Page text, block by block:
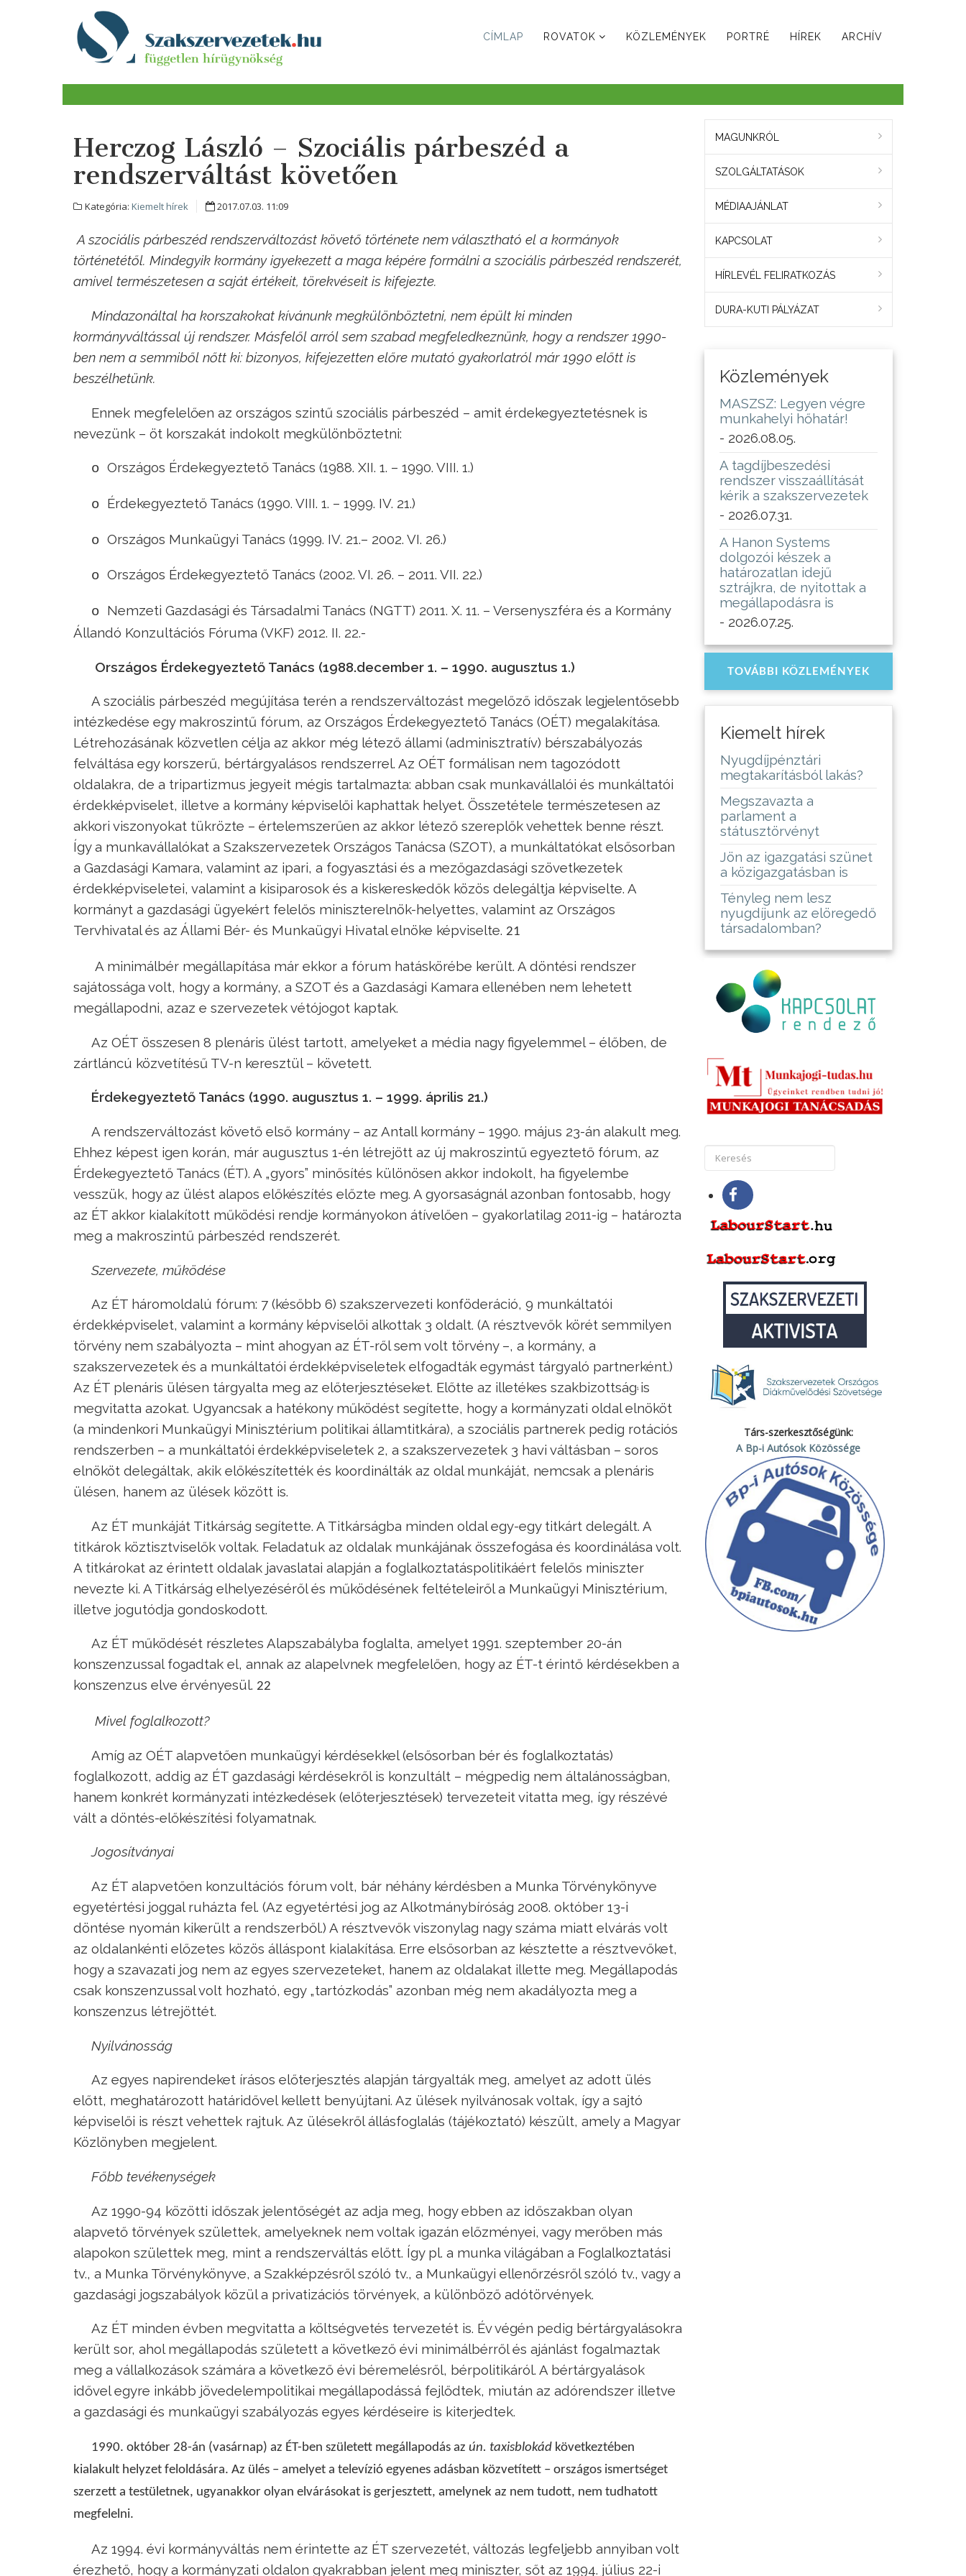
CÍMLAP ROVATOK KÖZLEMÉNYEK PORTRÉ HÍREK ARCHÍV
Herczog László – Szociális párbeszéd a
rendszerváltást követően
Kategória: Kiemelt hírek 2017.07.03. 11:09
A szociális párbeszéd rendszerváltozást követő története nem választható el a kormányok
történetétől. Mindegyik kormány igyekezett a maga képére formálni a szociális párbeszéd rendszerét,
amivel természetesen a saját értékeit, törekvéseit is kifejezte.
Mindazonáltal ha korszakokat kívánunk megkülönböztetni, nem épült ki minden
kormányváltással új rendszer. Másfelől arról sem szabad megfeledkeznünk, hogy a rendszer 1990-
ben nem a semmiből nőtt ki: bizonyos, kifejezetten előre mutató gyakorlatról már 1990 előtt is
beszélhetünk.
Ennek megfelelően az országos szintű szociális párbeszéd – amit érdekegyeztetésnek is
nevezünk – öt korszakát indokolt megkülönböztetni:
o Országos Érdekegyeztető Tanács (1988. XII. 1. – 1990. VIII. 1.)
o Érdekegyeztető Tanács (1990. VIII. 1. – 1999. IV. 21.)
o Országos Munkaügyi Tanács (1999. IV. 21.– 2002. VI. 26.)
o Országos Érdekegyeztető Tanács (2002. VI. 26. – 2011. VII. 22.)
o Nemzeti Gazdasági és Társadalmi Tanács (NGTT) 2011. X. 11. – Versenyszféra és a Kormány
Állandó Konzultációs Fóruma (VKF) 2012. II. 22.-
Országos Érdekegyeztető Tanács (1988.december 1. – 1990. augusztus 1.)
A szociális párbeszéd megújítása terén a rendszerváltozást megelőző időszak legjelentősebb
intézkedése egy makroszintű fórum, az Országos Érdekegyeztető Tanács (OÉT) megalakítása.
Létrehozásának közvetlen célja az akkor még létező állami (adminisztratív) bérszabályozás
felváltása egy korszerű, bértárgyalásos rendszerrel. Az OÉT formálisan nem tagozódott
oldalakra, de a tripartizmus jegyeit mégis tartalmazta: abban csak munkavállalói és munkáltatói
érdekképviselet, illetve a kormány képviselői kaphattak helyet. Összetétele természetesen az
akkori viszonyokat tükrözte – értelemszerűen az akkor létező szereplők vehettek benne részt.
Így a munkavállalókat a Szakszervezetek Országos Tanácsa (SZOT), a munkáltatókat elsősorban
a Gazdasági Kamara, valamint az ipari, a fogyasztási és a mezőgazdasági szövetkezetek
érdekképviseletei, valamint a kisiparosok és a kiskereskedők közös delegáltja képviselte. A
kormányt a gazdasági ügyekért felelős miniszterelnök-helyettes, valamint az Országos
Tervhivatal és az Állami Bér- és Munkaügyi Hivatal elnöke képviselte. 21
A minimálbér megállapítása már ekkor a fórum hatáskörébe került. A döntési rendszer
sajátossága volt, hogy a kormány, a SZOT és a Gazdasági Kamara ellenében nem lehetett
megállapodni, azaz e szervezetek vétójogot kaptak.
Az OÉT összesen 8 plenáris ülést tartott, amelyeket a média nagy figyelemmel – élőben, de
zártláncú közvetítésű TV-n keresztül – követett.
Érdekegyeztető Tanács (1990. augusztus 1. – 1999. április 21.)
A rendszerváltozást követő első kormány – az Antall kormány – 1990. május 23-án alakult meg.
Ehhez képest igen korán, már augusztus 1-én létrejött az új makroszintű egyeztető fórum, az
Érdekegyeztető Tanács (ÉT). A „gyors” minősítés különösen akkor indokolt, ha figyelembe
vesszük, hogy az ülést alapos előkészítés előzte meg. A gyorsaságnál azonban fontosabb, hogy
az ÉT akkor kialakított működési rendje kormányokon átívelően – gyakorlatilag 2011-ig – határozta
meg a makroszintű párbeszéd rendszerét.
Szervezete, működése
Az ÉT háromoldalú fórum: 7 (később 6) szakszervezeti konföderáció, 9 munkáltatói
érdekképviselet, valamint a kormány képviselői alkottak 3 oldalt. (A résztvevők körét semmilyen
törvény nem szabályozta – mint ahogyan az ÉT-ről sem volt törvény –, a kormány, a
szakszervezetek és a munkáltatói érdekképviseletek elfogadták egymást tárgyaló partnerként.)
Az ÉT plenáris ülésen tárgyalta meg az előterjesztéseket. Előtte az illetékes szakbizottság1 is
megvitatta azokat. Ugyancsak a hatékony működést segítette, hogy a kormányzati oldal elnököt
(a mindenkori Munkaügyi Minisztérium politikai államtitkára), a szociális partnerek pedig rotációs
rendszerben – a munkáltatói érdekképviseletek 2, a szakszervezetek 3 havi váltásban – soros
elnököt delegáltak, akik előkészítették és koordinálták az oldal munkáját, nemcsak a plenáris
ülésen, hanem az ülések között is.
Az ÉT munkáját Titkárság segítette. A Titkárságba minden oldal egy-egy titkárt delegált. A
titkárok köztisztviselők voltak. Feladatuk az oldalak munkájának összefogása és koordinálása volt.
A titkárokat az érintett oldalak javaslatai alapján a foglalkoztatáspolitikáért felelős miniszter
nevezte ki. A Titkárság elhelyezéséről és működésének feltételeiről a Munkaügyi Minisztérium,
illetve jogutódja gondoskodott.
Az ÉT működését részletes Alapszabályba foglalta, amelyet 1991. szeptember 20-án
konszenzussal fogadtak el, annak az alapelvnek megfelelően, hogy az ÉT-t érintő kérdésekben a
konszenzus elve érvényesül. 22
Mivel foglalkozott?
Amíg az OÉT alapvetően munkaügyi kérdésekkel (elsősorban bér és foglalkoztatás)
foglalkozott, addig az ÉT gazdasági kérdésekről is konzultált – mégpedig nem általánosságban,
hanem konkrét kormányzati intézkedések (előterjesztések) tervezeteit vitatta meg, így részévé
vált a döntés-előkészítési folyamatnak.
Jogosítványai
Az ÉT alapvetően konzultációs fórum volt, bár néhány kérdésben a Munka Törvénykönyve
egyetértési joggal ruházta fel. (Az egyetértési jog az Alkotmánybíróság 2008. október 13-i
döntése nyomán kikerült a rendszerből.) A résztvevők viszonylag nagy száma miatt elvárás volt
az oldalankénti előzetes közös álláspont kialakítása. Erre elsősorban az késztette a résztvevőket,
hogy a szavazati jog nem az egyes szervezeteket, hanem az oldalakat illette meg. Megállapodás
csak konszenzussal volt hozható, egy „tartózkodás” azonban még nem akadályozta meg a
konszenzus létrejöttét.
Nyilvánosság
Az egyes napirendeket írásos előterjesztés alapján tárgyalták meg, amelyet az adott ülés
előtt, meghatározott határidővel kellett benyújtani. Az ülések nyilvánosak voltak, így a sajtó
képviselői is részt vehettek rajtuk. Az ülésekről állásfoglalás (tájékoztató) készült, amely a Magyar
Közlönyben megjelent.
Főbb tevékenységek
Az 1990-94 közötti időszak jelentőségét az adja meg, hogy ebben az időszakban olyan
alapvető törvények születtek, amelyeknek nem voltak igazán előzményei, vagy merőben más
alapokon születtek meg, mint a rendszerváltás előtt. Így pl. a munka világában a Foglalkoztatási
tv., a Munka Törvénykönyve, a Szakképzésről szóló tv., a Munkaügyi ellenőrzésről szóló tv., vagy a
gazdasági jogszabályok közül a privatizációs törvények, a különböző adótörvények.
Az ÉT minden évben megvitatta a költségvetés tervezetét is. Év végén pedig bértárgyalásokra
került sor, ahol megállapodás született a következő évi minimálbérről és ajánlást fogalmaztak
meg a vállalkozások számára a következő évi béremelésről, bérpolitikáról. A bértárgyalások
idővel egyre inkább jövedelempolitikai megállapodássá fejlődtek, miután az adórendszer illetve
a gazdasági és munkaügyi szabályozás egyes kérdéseire is kiterjedtek.
1990. október 28-án (vasárnap) az ÉT-ben született megállapodás az ún. taxisblokád következtében
kialakult helyzet feloldására. Az ülés – amelyet a televízió egyenes adásban közvetített – országos ismertséget
szerzett a testületnek, ugyanakkor olyan elvárásokat is gerjesztett, amelynek az nem tudott, nem tudhatott
megfelelni.
Az 1994. évi kormányváltás nem érintette az ÉT szervezetét, változás legfeljebb annyiban volt
érezhető, hogy a kormányzati oldalon gyakrabban jelent meg miniszter, sőt az 1994. július 22-i
MAGUNKRÓL
SZOLGÁLTATÁSOK
MÉDIAAJÁNLAT
KAPCSOLAT
HÍRLEVÉL FELIRATKOZÁS
DURA-KUTI PÁLYÁZAT
Közlemények
MASZSZ: Legyen végre
munkahelyi hőhatár!
- 2026.08.05.
A tagdíjbeszedési
rendszer visszaállítását
kérik a szakszervezetek
- 2026.07.31.
A Hanon Systems
dolgozói készek a
határozatlan idejű
sztrájkra, de nyitottak a
megállapodásra is
- 2026.07.25.
TOVÁBBI KÖZLEMÉNYEK
Kiemelt hírek
Nyugdíjpénztári
megtakarításból lakás?
Megszavazta a
parlament a
státusztörvényt
Jön az igazgatási szünet
a közigazgatásban is
Tényleg nem lesz
nyugdíjunk az elöregedő
társadalomban?
Társ-szerkesztőségünk:
A Bp-i Autósok Közössége